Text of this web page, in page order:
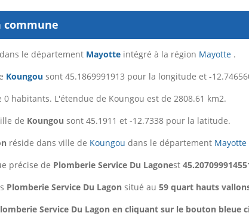
le département Mayotte intégré à la région Mayotte .
Koungou sont 45.1869991913 pour la longitude et -
habitants. L'étendue de Koungou est de 2808.61 km2.
de Koungou sont 45.1911 et -12.7338 pour la latitude.
réside dans ville de Koungou dans le département Mayotte
précise de Plomberie Service Du Lagonest
Plomberie Service Du Lagon situé au 59 quart hauts
Service Du Lagon en cliquant sur le bouton bleue